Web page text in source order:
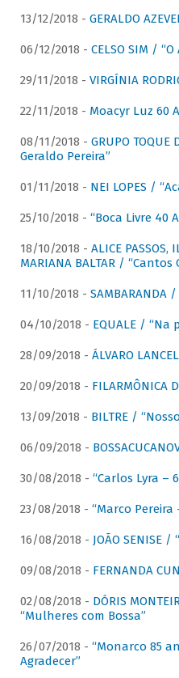
13/12/2018 - GERALDO
06/12/2018 - CELSO SIM /
29/11/2018 - VIRGÍNIA
22/11/2018 - Moacyr Luz 60
08/11/2018 - GRUPO
Geraldo Pereira”
01/11/2018 - NEI LOPES /
25/10/2018 - “Boca Livre 40
18/10/2018 - ALICE PASSOS,
MARIANA BALTAR / “Cantos
11/10/2018 - SAMBARANDA
04/10/2018 - EQUALE / “Na
28/09/2018 - ÁLVARO
20/09/2018 - FILARMÔNICA
13/09/2018 - BILTRE /
06/09/2018 -
30/08/2018 - “Carlos Lyra –
23/08/2018 - “Marco Pereira
16/08/2018 - JOÃO SENISE
09/08/2018 - FERNANDA
02/08/2018 - DÓRIS
“Mulheres com Bossa”
26/07/2018 - “Monarco 85
Agradecer”